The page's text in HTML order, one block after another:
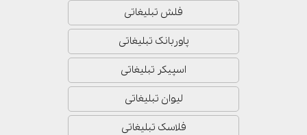
فلش تبلیغاتی
پاوربانک تبلیغاتی
اسپیکر تبلیغاتی
لیوان تبلیغاتی
فلاسک تبلیغاتی